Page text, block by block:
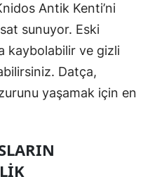
Antik Kenti’ni
sunuyor. Eski
kaybolabilir ve gizli
Datça,
yaşamak için en